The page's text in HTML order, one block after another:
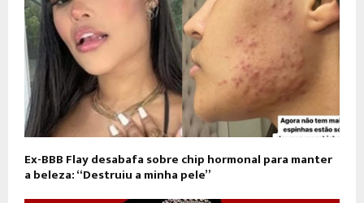
Ex-BBB Flay desabafa sobre chip hormonal para manter
a beleza: “Destruiu a minha pele”